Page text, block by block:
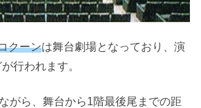
クーンは舞台劇場となっており、演
行われます。
がら、舞台から1階最後尾までの距